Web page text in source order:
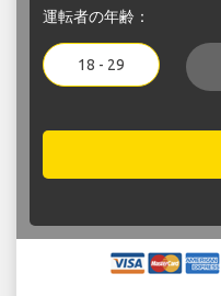
運転者の年齢：
18 - 29